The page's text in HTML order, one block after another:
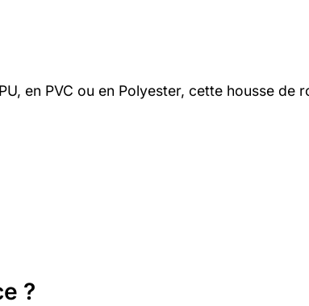
en PVC ou en Polyester, cette housse de
?